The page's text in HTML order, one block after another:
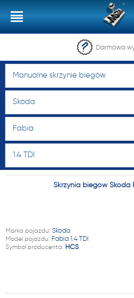
Darmowa
Manualne skrzynie biegów
Skoda
Fabia
1.4 TDI
Skrzynia biegów Skoda
Marka pojazdu: Skoda
Model pojazdu: Fabia 1.4 TDI
Symbol producenta: HCS